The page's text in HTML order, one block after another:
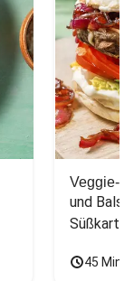
Veggie-
und
45